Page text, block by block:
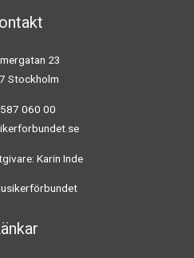
23
Stockholm
060 00
Karin Inde